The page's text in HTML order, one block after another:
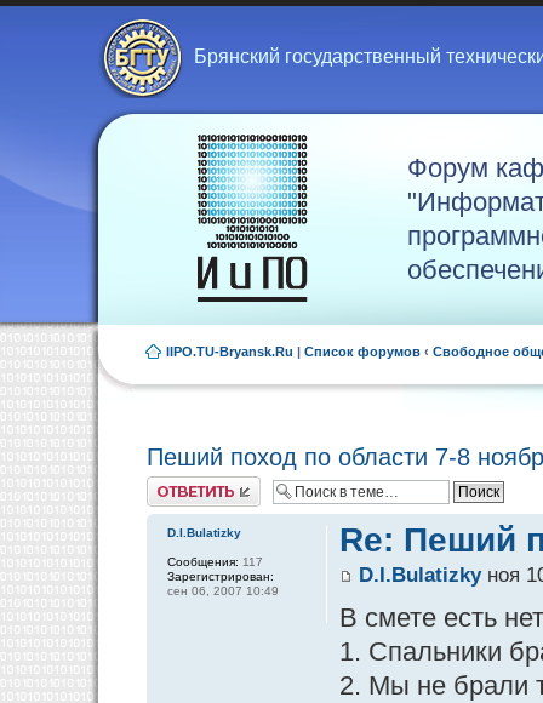
Брянский государственный
Форум
IIPO.TU-Bryansk.Ru | Список форумов ‹ Свободное
Пеший поход по области 7-8
Ответить
Re: Пеший
D.I.Bulatizkyноя
В смете есть
1. Спальники
2. Мы не брали
D.I.Bulatizky
Сообщения: 117
Зарегистрирован:
сен 06, 2007 10:49